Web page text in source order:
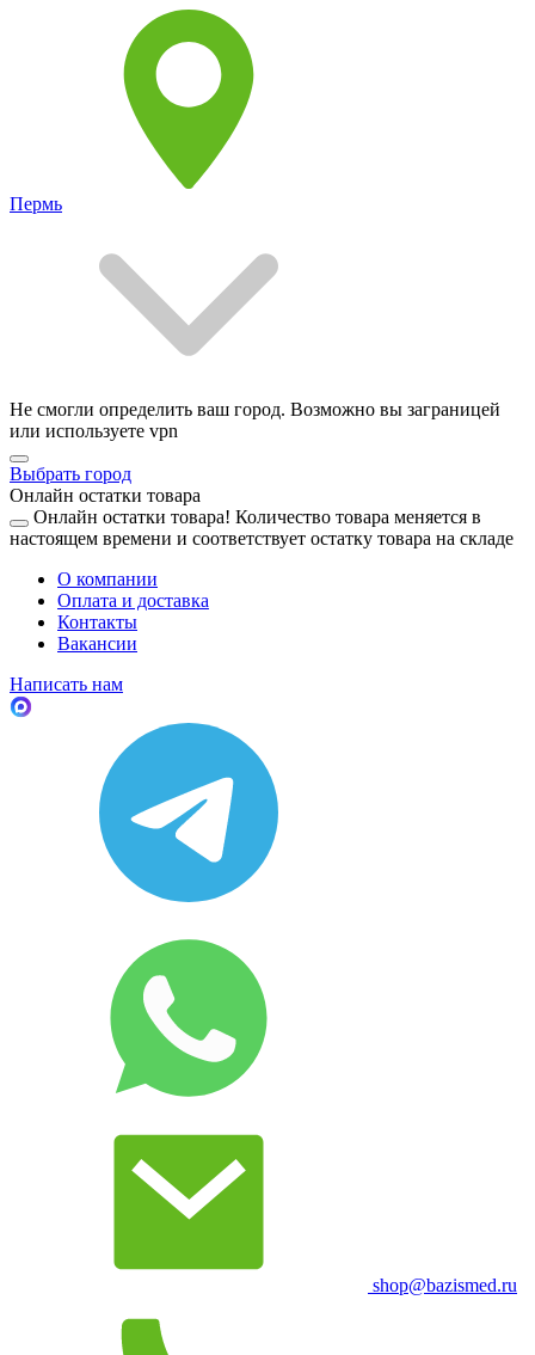
Пермь
Не смогли определить ваш город. Возможно вы заграницей
или используете vpn
Выбрать город
Онлайн остатки товара
Онлайн остатки товара! Количество товара меняется в
настоящем времени и соответствует остатку товара на складе
О компании
Оплата и доставка
Контакты
Вакансии
Написать нам
shop@bazismed.ru